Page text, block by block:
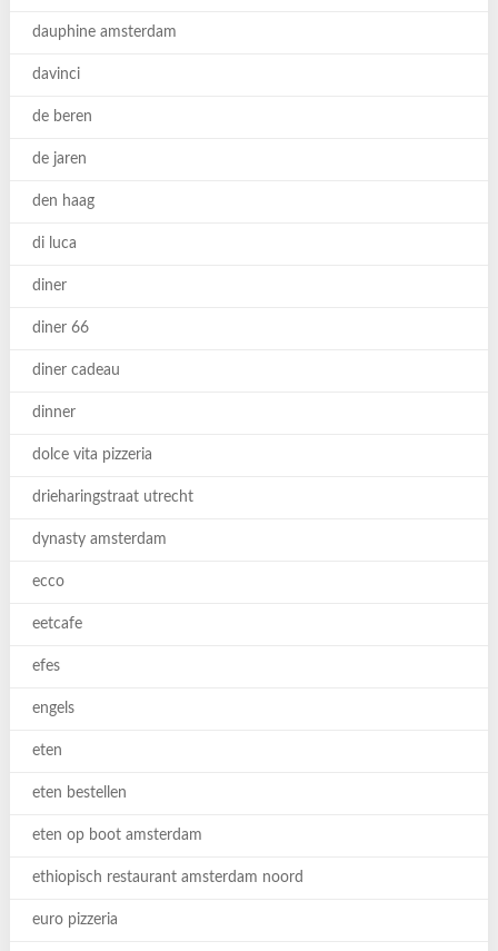
dauphine amsterdam
davinci
de beren
de jaren
den haag
di luca
diner
diner 66
diner cadeau
dinner
dolce vita pizzeria
drieharingstraat utrecht
dynasty amsterdam
ecco
eetcafe
efes
engels
eten
eten bestellen
eten op boot amsterdam
ethiopisch restaurant amsterdam noord
euro pizzeria